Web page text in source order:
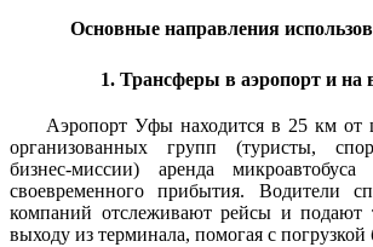
Основные направления
1. Трансферы в аэропорт и на
Аэропорт Уфы находится в 25 км от
организованных групп (туристы,
бизнес-миссии) аренда
своевременного прибытия. Водители
компаний отслеживают рейсы и подают
выходу из терминала, помогая с погрузкой